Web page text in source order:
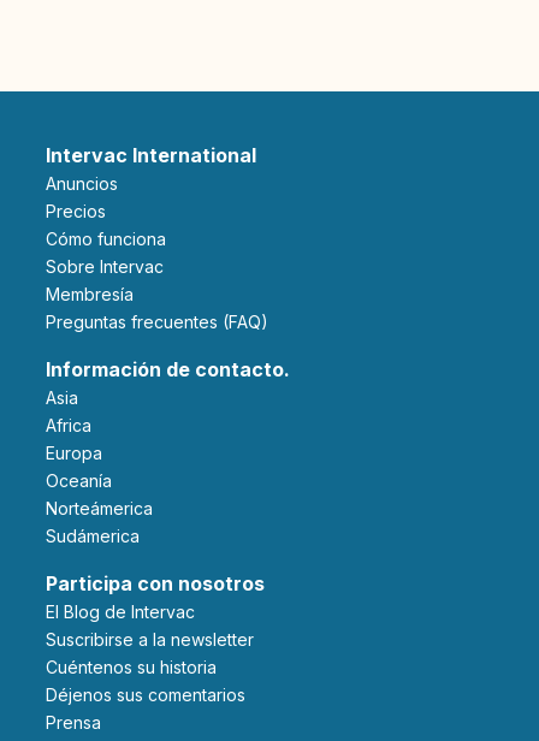
Intervac International
Anuncios
Precios
Cómo funciona
Sobre Intervac
Membresía
Preguntas frecuentes (FAQ)
Información de contacto.
Asia
Africa
Europa
Oceanía
Norteámerica
Sudámerica
Participa con nosotros
El Blog de Intervac
Suscribirse a la newsletter
Cuéntenos su historia
Déjenos sus comentarios
Prensa